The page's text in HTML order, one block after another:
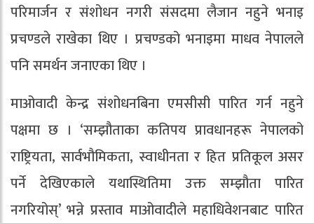
परिमार्जन र संशोधन नगरी संसदमा लैजान नहुने भनाइ
प्रचण्डले राखेका थिए । प्रचण्डको भनाइमा माधव नेपालले
पनि समर्थन जनाएका थिए ।
माओवादी केन्द्र संशोधनबिना एमसीसी पारित गर्न नहुने
पक्षमा छ । ‘सम्झौताका कतिपय प्रावधानहरू नेपालको
राष्ट्रियता, सार्वभौमिकता, स्वाधीनता र हित प्रतिकूल असर
पर्ने देखिएकाले यथास्थितिमा उक्त सम्झौता पारित
नगरियोस्’ भन्ने प्रस्ताव माओवादीले महाधिवेशनबाट पारित